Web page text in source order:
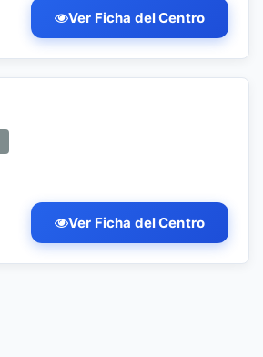
Ver Ficha del Centro
Ver Ficha del Centro